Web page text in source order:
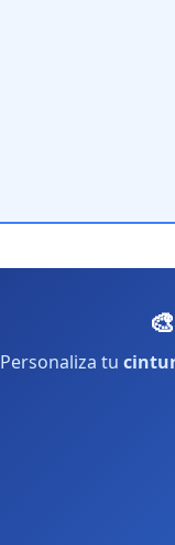
Personaliza tu